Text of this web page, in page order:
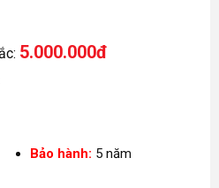
ngầm.
5.000.000đ
Bảo hành: 5 năm